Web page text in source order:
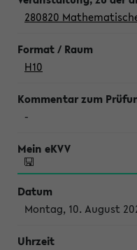
280820
H10
-
Montag, 10. August